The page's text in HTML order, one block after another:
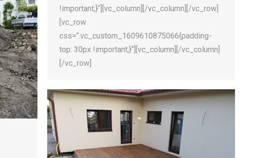
!important;}“][vc_column][/vc_column][/vc_row]
[vc_row
css=“.vc_custom_1609610875066{padding-
top: 30px !important;}“][vc_column][/vc_column]
[/vc_row]